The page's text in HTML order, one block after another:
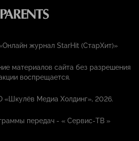
журнал StarHit (СтарХит)»
материалов сайта без разрешения
воспрещается.
«Шкулёв Медиа Холдинг», 2026.
передач - «Сервис-ТВ »